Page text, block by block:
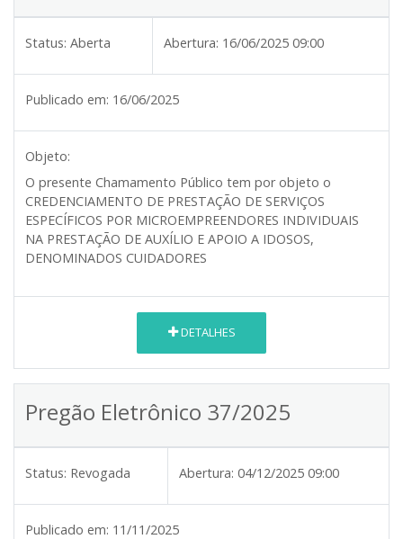
Status: Aberta Abertura: 16/06/2025 09:00
Publicado em: 16/06/2025
Objeto:
O presente Chamamento Público tem por objeto o
CREDENCIAMENTO DE PRESTAÇÃO DE SERVIÇOS
ESPECÍFICOS POR MICROEMPREENDORES INDIVIDUAIS
NA PRESTAÇÃO DE AUXÍLIO E APOIO A IDOSOS,
DENOMINADOS CUIDADORES
DETALHES
Pregão Eletrônico 37/2025
Status: Revogada Abertura: 04/12/2025 09:00
Publicado em: 11/11/2025